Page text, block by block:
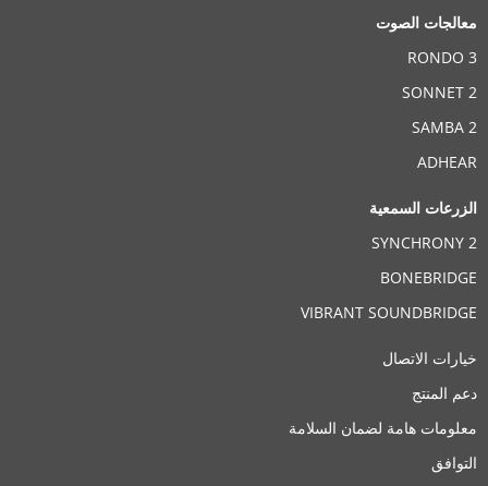
معالجات الصوت
RONDO 3
SONNET 2
SAMBA 2
ADHEAR
الزرعات السمعية
SYNCHRONY 2
BONEBRIDGE
VIBRANT SOUNDBRIDGE
خيارات الاتصال
دعم المنتج
معلومات هامة لضمان السلامة
التوافق